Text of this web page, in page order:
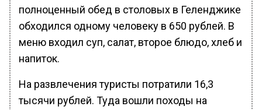
полноценный обед в столовых в Геленджике
обходился одному человеку в 650 рублей. В
меню входил суп, салат, второе блюдо, хлеб и
напиток.
На развлечения туристы потратили 16,3
тысячи рублей. Туда вошли походы на